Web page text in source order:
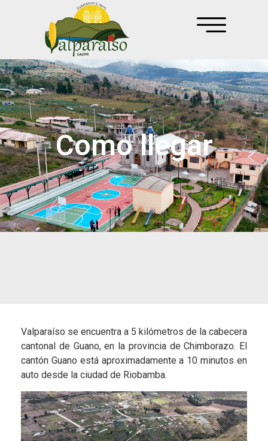
Como llegar
Valparaíso se encuentra a 5 kilómetros de la cabecera
cantonal de Guano, en la provincia de Chimborazo. El
cantón Guano está aproximadamente a 10 minutos en
auto desde la ciudad de Riobamba.